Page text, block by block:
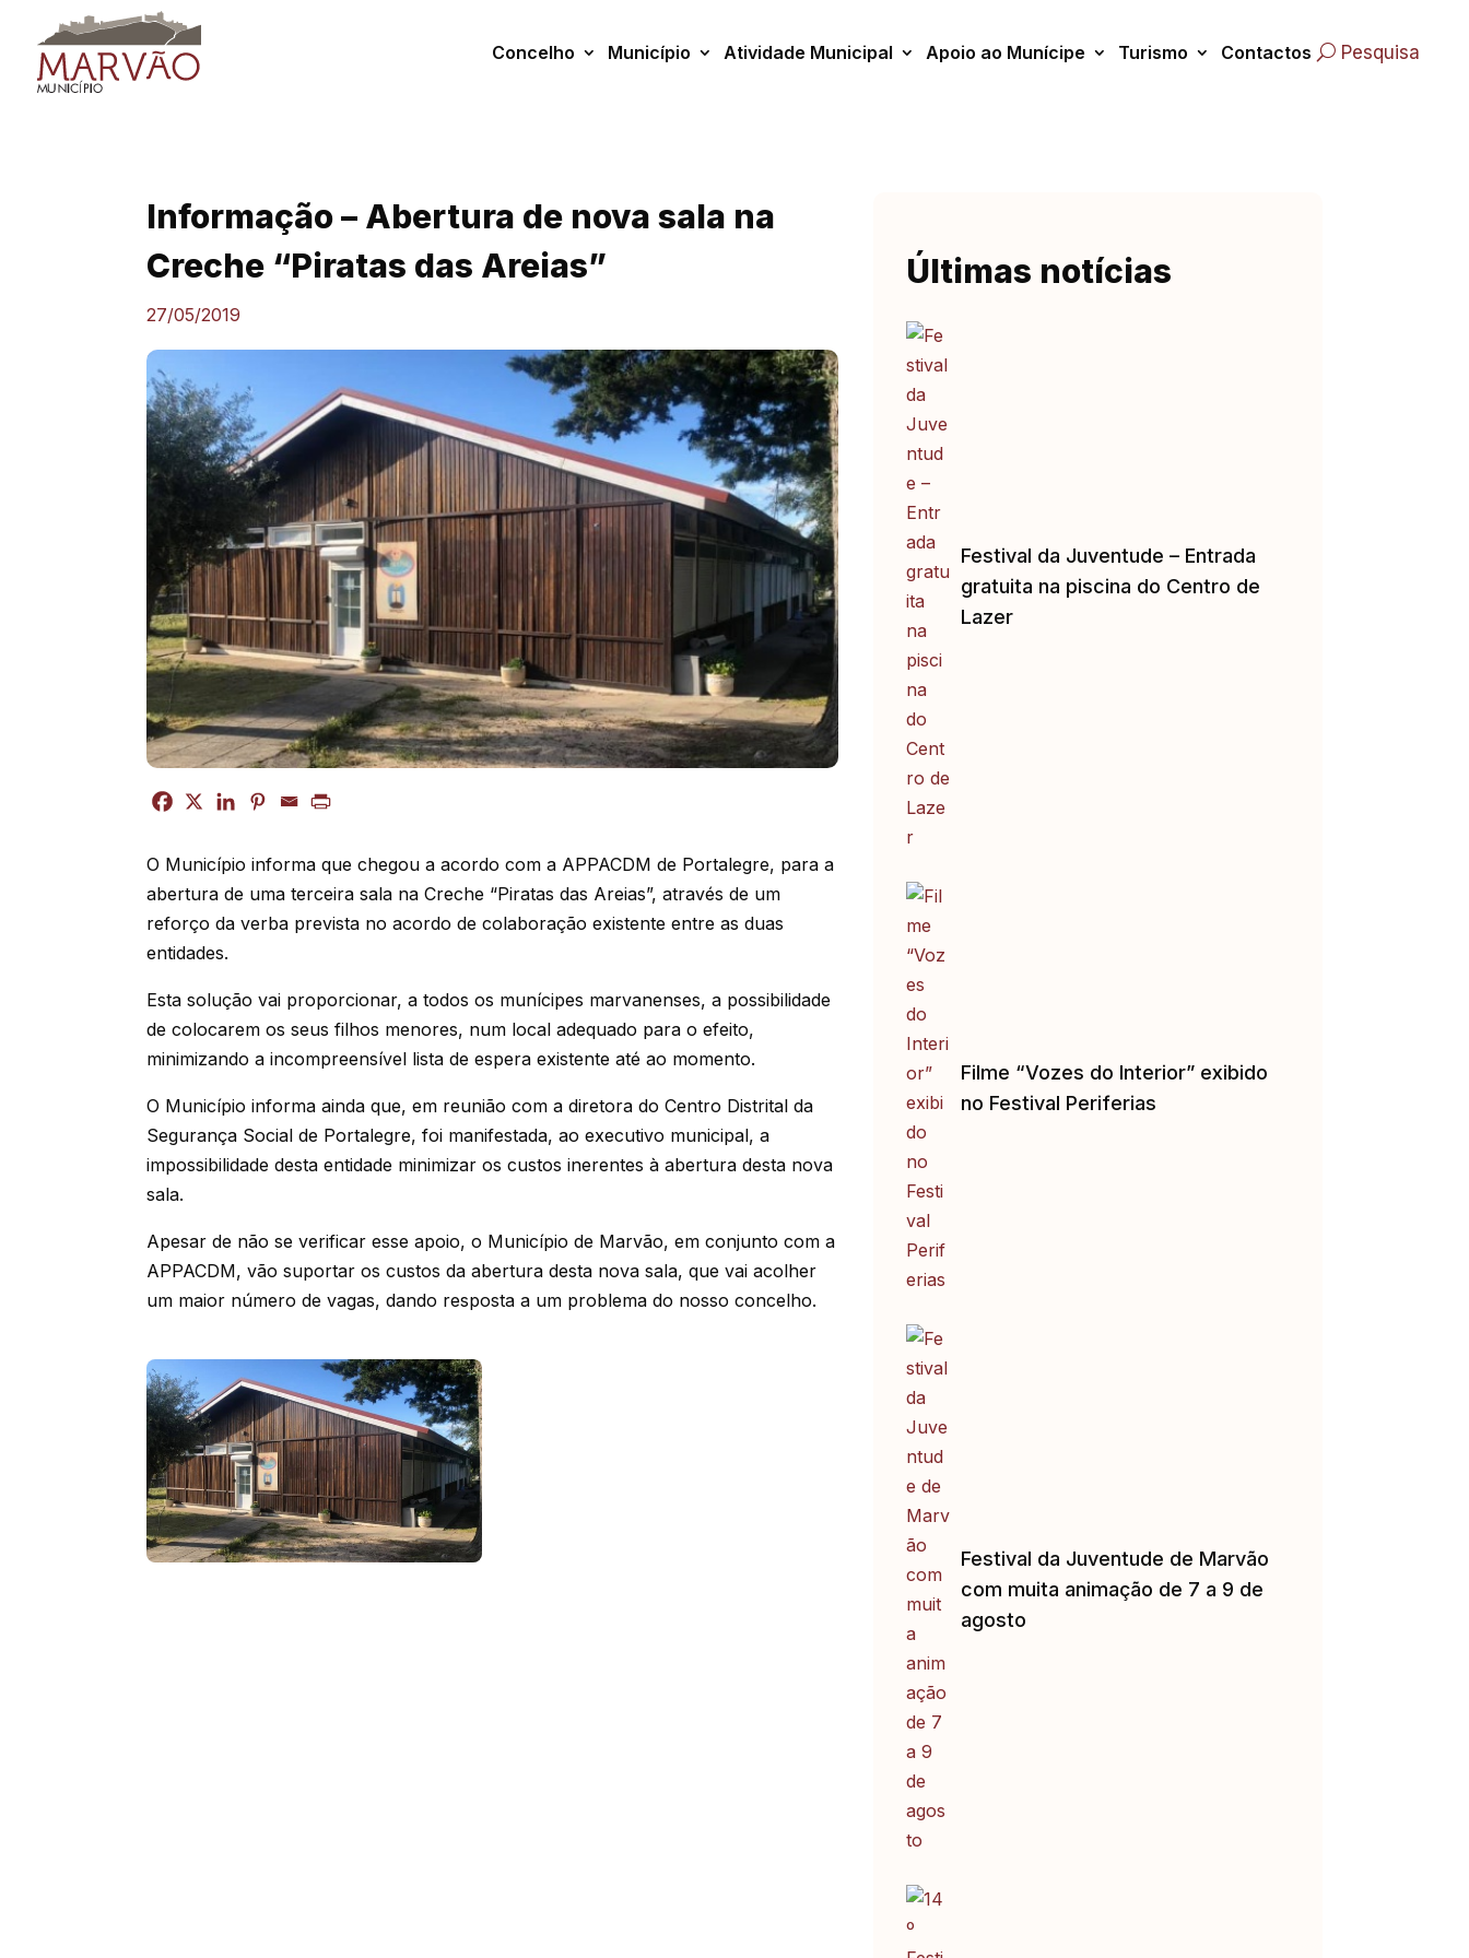
content
Concelho Município Atividade Municipal Apoio ao Munícipe Turismo Contactos Pesquisa
Informação – Abertura de nova sala na
Creche “Piratas das Areias”
27/05/2019
O Município informa que chegou a acordo com a APPACDM de Portalegre, para a
abertura de uma terceira sala na Creche “Piratas das Areias”, através de um
reforço da verba prevista no acordo de colaboração existente entre as duas
entidades.
Esta solução vai proporcionar, a todos os munícipes marvanenses, a possibilidade
de colocarem os seus filhos menores, num local adequado para o efeito,
minimizando a incompreensível lista de espera existente até ao momento.
O Município informa ainda que, em reunião com a diretora do Centro Distrital da
Segurança Social de Portalegre, foi manifestada, ao executivo municipal, a
impossibilidade desta entidade minimizar os custos inerentes à abertura desta nova
sala.
Apesar de não se verificar esse apoio, o Município de Marvão, em conjunto com a
APPACDM, vão suportar os custos da abertura desta nova sala, que vai acolher
um maior número de vagas, dando resposta a um problema do nosso concelho.
Últimas notícias
Festival da Juventude – Entrada
gratuita na piscina do Centro de
Lazer
Filme “Vozes do Interior” exibido
no Festival Periferias
Festival da Juventude de Marvão
com muita animação de 7 a 9 de
agosto